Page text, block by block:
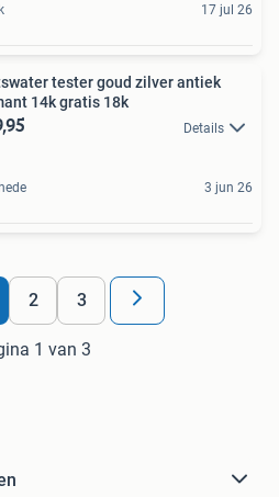
17 jul 26
tester goud zilver antiek
14k gratis 18k
Details
3 jun 26
2 3
1 van 3